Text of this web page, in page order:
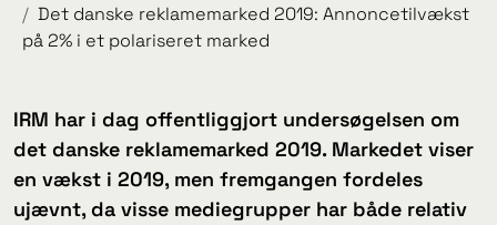
Det danske reklamemarked 2019: Annoncetilvækst
på 2% i et polariseret marked
IRM har i dag offentliggjort undersøgelsen om
det danske reklamemarked 2019. Markedet viser
en vækst i 2019, men fremgangen fordeles
ujævnt, da visse mediegrupper har både relativ